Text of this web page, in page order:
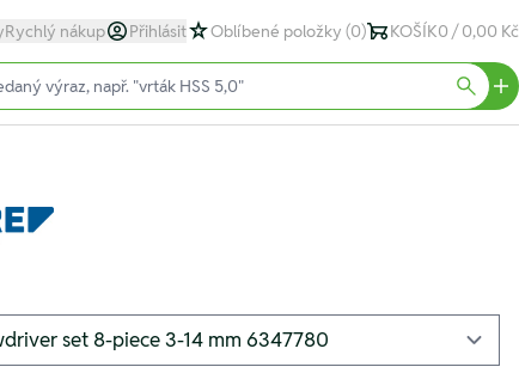
Rychlý nákup Přihlásit Oblíbené položky (0) KOŠÍK0 / 0,00 Kč